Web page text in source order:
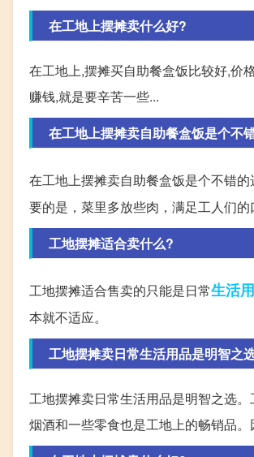
在工地上摆摊卖什么好?
在工地上,摆摊买自助餐盒饭比较好,价
赚钱,就是要辛苦一些...
在工地上摆摊卖自助餐盒饭是个不
在工地上摆摊卖自助餐盒饭是个不错
要的是，菜里多放些肉，满足工人们
工地摆摊适合卖什么?
工地摆摊适合售卖的只能是日常生活
本就不适应。
工地摆摊卖日常生活用品是明智之
工地摆摊卖日常生活用品是明智之选
烟酒和一些零食也是工地上的畅销品